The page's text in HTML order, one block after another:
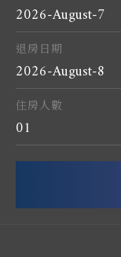
2026-August-7
退房日期
2026-August-8
住房人數
01